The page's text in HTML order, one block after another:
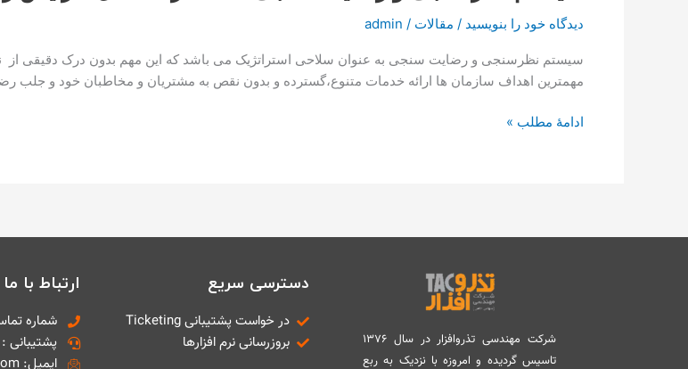
دیدگاه‌ خود را بنویسید / مقالات /
admin
سیستم نظرسنجی و رضایت سنجی به عنوان سلاحی استراتژیک می باشد که این مهم بدون درک دقیقی از
مهمترین اهداف سازمان ها ارائه خدمات متنوع،گسترده و بدون نقص به مشتریان و مخاطبان خود و جلب
ادامۀ مطلب »
شرکت مهندسی تذروافزار در سال ۱۳۷۶
تاسیس گردیده و امروزه با نزدیک به ربع
دسترسی سریع
در خواست پشتیبانی Ticketing
بروزرسانی نرم افزارها
ارتباط با ما
شماره تماس :
پشتیبانی : ۲۳۰۳۳۳۳۳ ۲۱
ایمیل: info@tazarv.com